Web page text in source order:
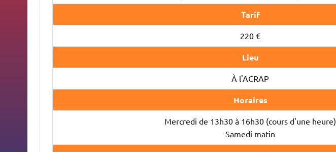
Tarif
220 €
Lieu
À l'ACRAP
Horaires
Mercredi de 13h30 à 16h30 (cours d'une heure)
Samedi matin